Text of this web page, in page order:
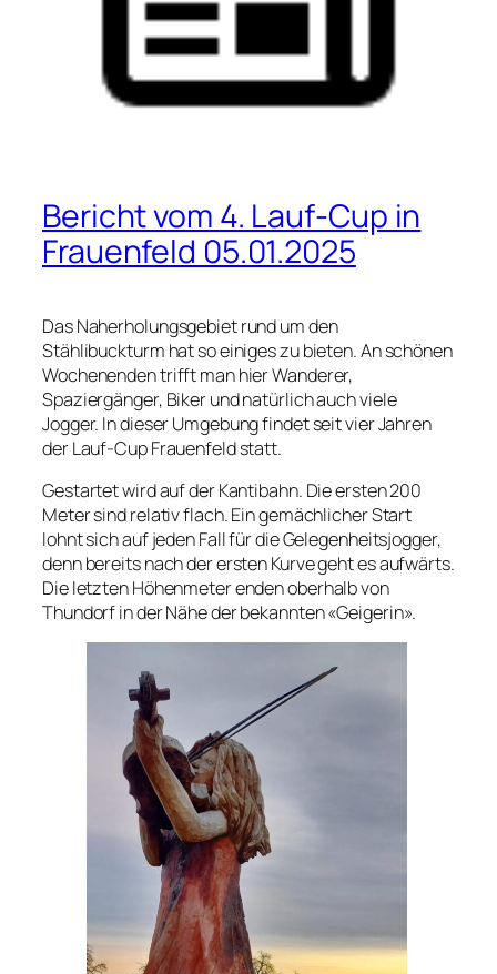
Bericht vom 4. Lauf-Cup in
Frauenfeld 05.01.2025
Das Naherholungsgebiet rund um den
Stählibuckturm hat so einiges zu bieten. An schönen
Wochenenden trifft man hier Wanderer,
Spaziergänger, Biker und natürlich auch viele
Jogger. In dieser Umgebung findet seit vier Jahren
der Lauf-Cup Frauenfeld statt.
Gestartet wird auf der Kantibahn. Die ersten 200
Meter sind relativ flach. Ein gemächlicher Start
lohnt sich auf jeden Fall für die Gelegenheitsjogger,
denn bereits nach der ersten Kurve geht es aufwärts.
Die letzten Höhenmeter enden oberhalb von
Thundorf in der Nähe der bekannten «Geigerin».